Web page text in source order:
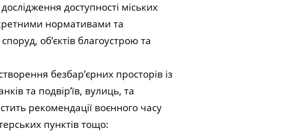
доступності міських
нормативами та
об’єктів благоустрою та
безбар’єрних просторів із
та подвір’їв, вулиць, та
рекомендації воєнного часу
пунктів тощо: